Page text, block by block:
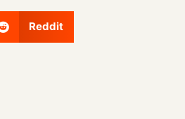
Reddit